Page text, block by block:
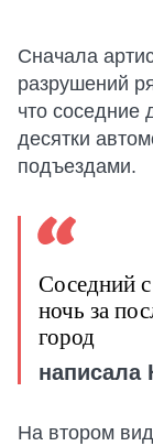
Сначала
разрушений
что соседние
десятки
подъездами.
Соседний
ночь за
город
написала
На втором